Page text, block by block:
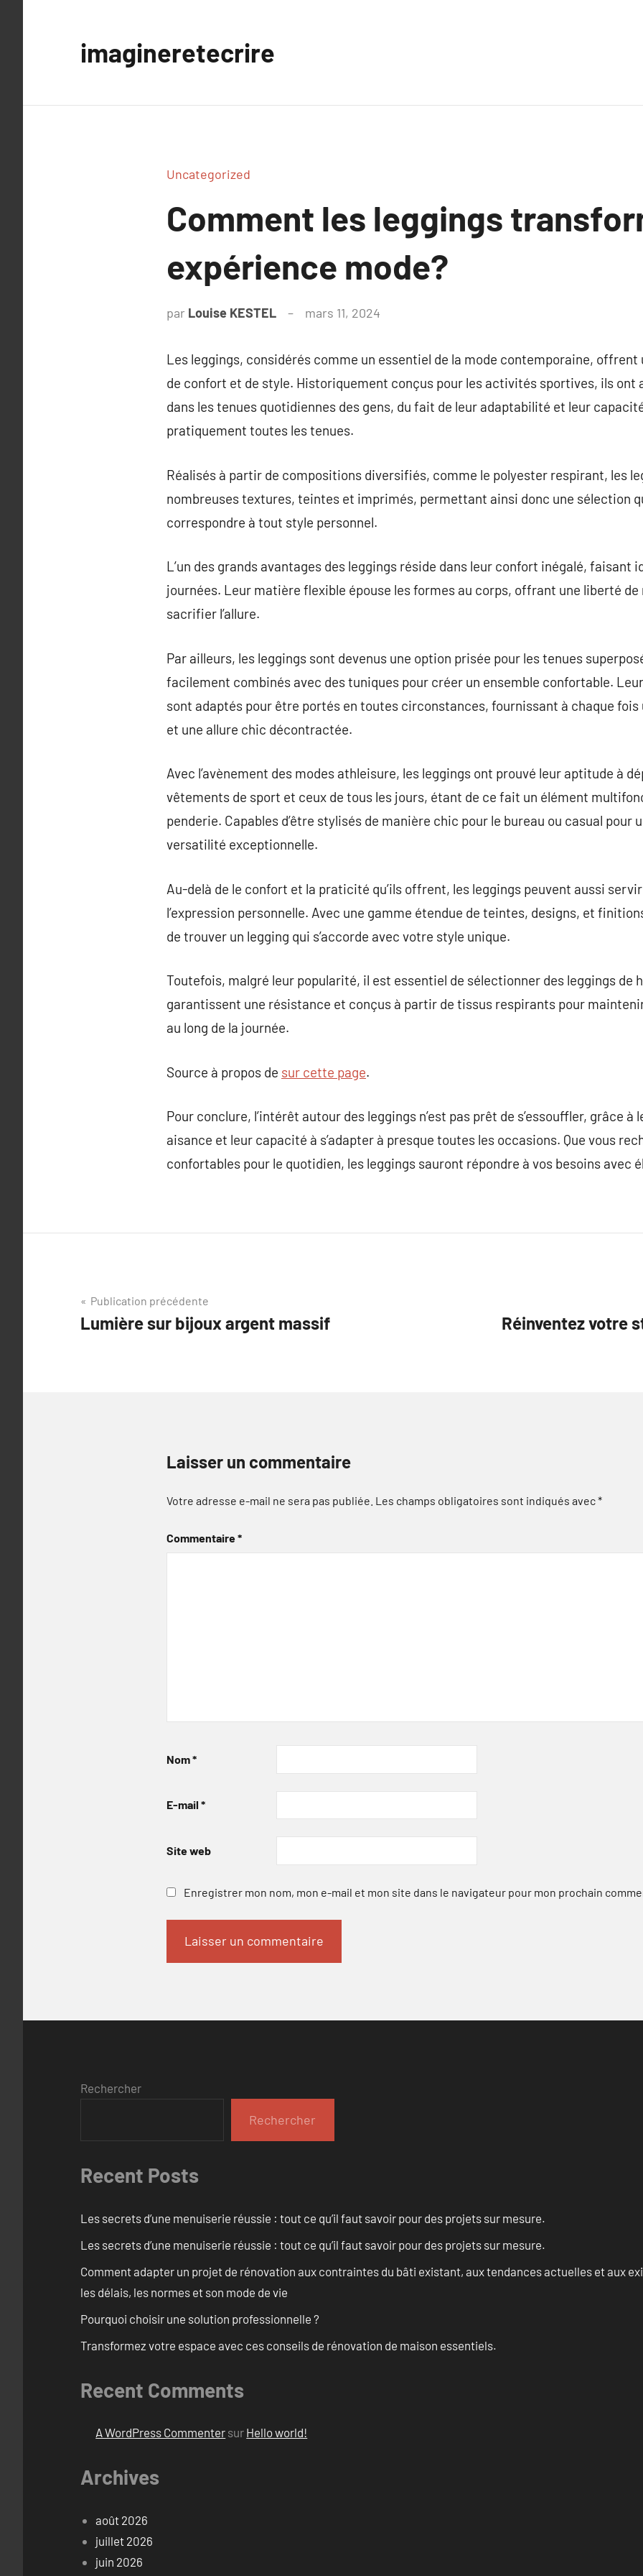
imagineretecrire
Uncategorized
Comment les leggings
expérience mode?
par Louise KESTEL mars 11, 2024
Les leggings, considérés comme un essentiel de la mode contemporaine,
de confort et de style. Historiquement conçus pour les activités sportives, ils ont
dans les tenues quotidiennes des gens, du fait de leur adaptabilité et leur
pratiquement toutes les tenues.
Réalisés à partir de compositions diversifiés, comme le polyester respirant, les
nombreuses textures, teintes et imprimés, permettant ainsi donc une sélection
correspondre à tout style personnel.
L’un des grands avantages des leggings réside dans leur confort inégalé, faisant
journées. Leur matière flexible épouse les formes au corps, offrant une liberté
sacrifier l’allure.
Par ailleurs, les leggings sont devenus une option prisée pour les tenues
facilement combinés avec des tuniques pour créer un ensemble confortable.
sont adaptés pour être portés en toutes circonstances, fournissant à chaque
et une allure chic décontractée.
Avec l’avènement des modes athleisure, les leggings ont prouvé leur aptitude à
vêtements de sport et ceux de tous les jours, étant de ce fait un élément
penderie. Capables d’être stylisés de manière chic pour le bureau ou casual pour
versatilité exceptionnelle.
Au-delà de le confort et la praticité qu’ils offrent, les leggings peuvent aussi
l’expression personnelle. Avec une gamme étendue de teintes, designs, et
de trouver un legging qui s’accorde avec votre style unique.
Toutefois, malgré leur popularité, il est essentiel de sélectionner des leggings de
garantissent une résistance et conçus à partir de tissus respirants pour
au long de la journée.
Source à propos de sur cette page.
Pour conclure, l’intérêt autour des leggings n’est pas prêt de s’essouffler, grâce
aisance et leur capacité à s’adapter à presque toutes les occasions. Que vous
confortables pour le quotidien, les leggings sauront répondre à vos besoins avec
Navigation
de
Publication précédente
Lumière sur bijoux argent massif Réinventez votre
Laisser un commentaire
Votre adresse e-mail ne sera pas publiée. Les champs obligatoires sont indiqués avec*
Commentaire*
Nom*
E-mail *
Site web
Enregistrer mon nom, mon e-mail et mon site dans le navigateur pour mon prochain
Rechercher
Rechercher
Recent Posts
Les secrets d’une menuiserie réussie : tout ce qu’il faut savoir pour des projets sur mesure.
Les secrets d’une menuiserie réussie : tout ce qu’il faut savoir pour des projets sur mesure.
Comment adapter un projet de rénovation aux contraintes du bâti existant, aux tendances actuelles et aux
les délais, les normes et son mode de vie
Pourquoi choisir une solution professionnelle ?
Transformez votre espace avec ces conseils de rénovation de maison essentiels.
Recent Comments
A WordPress Commenter sur Hello world!
Archives
août 2026
juillet 2026
juin 2026